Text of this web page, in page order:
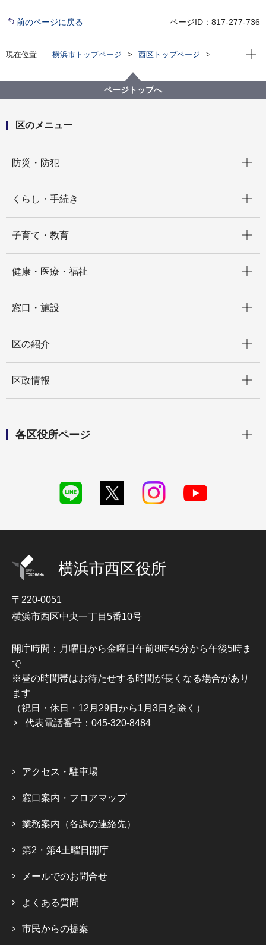
前のページに戻る ページID：817-277-736
現在位置 横浜市トップページ
西区トップページ
温故知新！西区てくてくスケッチ
温故知新！西区てくてくスケッチ：第七十三回 新高島
駅周辺
現在
ページトップへ
区のメニュー
防災・防犯
くらし・手続き
子育て・教育
健康・医療・福祉
窓口・施設
区の紹介
区政情報
各区役所ページ
横浜市西区役所
〒220-0051
横浜市西区中央一丁目5番10号
開庁時間：月曜日から金曜日午前8時45分から午後5時ま
で
※昼の時間帯はお待たせする時間が長くなる場合があり
ます
（祝日・休日・12月29日から1月3日を除く）
代表電話番号：045-320-8484
アクセス・駐車場
窓口案内・フロアマップ
業務案内（各課の連絡先）
第2・第4土曜日開庁
メールでのお問合せ
よくある質問
市民からの提案